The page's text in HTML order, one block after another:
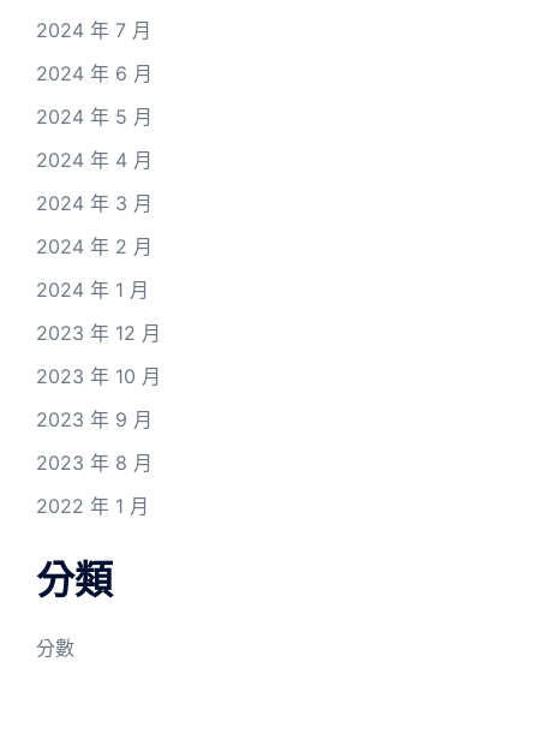
2024 年 7 月
2024 年 6 月
2024 年 5 月
2024 年 4 月
2024 年 3 月
2024 年 2 月
2024 年 1 月
2023 年 12 月
2023 年 10 月
2023 年 9 月
2023 年 8 月
2022 年 1 月
分類
分數